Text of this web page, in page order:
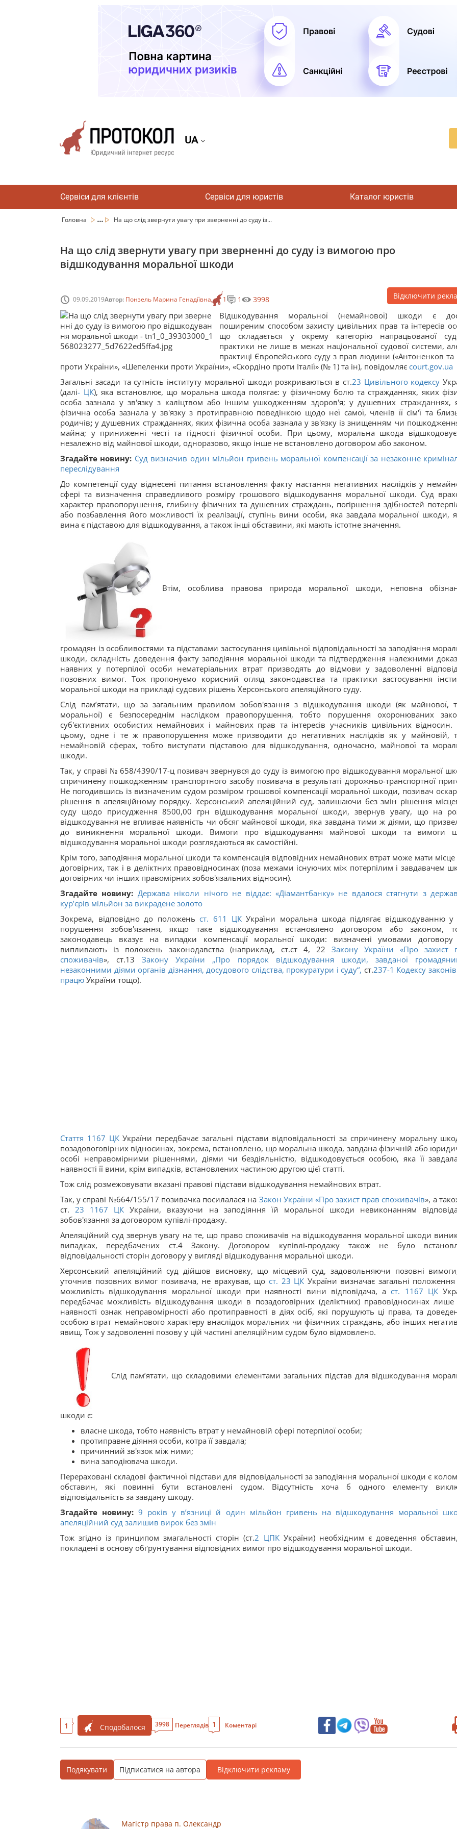
UA
Сервіси для клієнтів Сервіси для юристів Каталог юристів
Головна ... На що слід звернути увагу при зверненні до суду із...
На що слід звернути увагу при зверненні до суду із вимогою про
відшкодування моральної шкоди
09.09.2019Автор: Понзель Марина Генадіївна 1 1 3998 Відключити
Відшкодування моральної (немайнової) шкоди є
поширеним способом захисту цивільних прав та інтересів
що складається у окрему категорію напрацьованої
практики не лише в межах національної судової системи,
практиці Європейського суду з прав людини («Антоненков та
проти України», «Шепеленки проти України», «Скордіно проти Італії» (№ 1) та ін), повідомляє court.gov.ua
Загальні засади та сутність інституту моральної шкоди розкриваються в ст.23 Цивільного кодексу
(далі- ЦК), яка встановлює, що моральна шкода полягає: у фізичному болю та стражданнях, яких
особа зазнала у зв'язку з каліцтвом або іншим ушкодженням здоров'я; у душевних стражданнях,
фізична особа зазнала у зв'язку з протиправною поведінкою щодо неї самої, членів її сім'ї та
родичів;у душевних стражданнях, яких фізична особа зазнала у зв'язку із знищенням чи
майна; у приниженні честі та гідності фізичної особи. При цьому, моральна шкода
незалежно від майнової шкоди, одноразово, якщо інше не встановлено договором або законом.
Згадайте новину: Суд визначив один мільйон гривень моральної компенсації за незаконне
переслідування
До компетенції суду віднесені питання встановлення факту настання негативних наслідків у
сфері та визначення справедливого розміру грошового відшкодування моральної шкоди. Суд
характер правопорушення, глибину фізичних та душевних страждань, погіршення здібностей
або позбавлення його можливості їх реалізації, ступінь вини особи, яка завдала моральної шкоди,
вина є підставою для відшкодування, а також інші обставини, які мають істотне значення.
Втім, особлива правова природа моральної шкоди, неповна
громадян із особливостями та підставами застосування цивільної відповідальності за заподіяння
шкоди, складність доведення факту заподіяння моральної шкоди та підтвердження належними
наявних у потерпілої особи нематеріальних втрат призводять до відмови у задоволенні
позовних вимог. Тож пропонуємо корисний огляд законодавства та практики застосування
моральної шкоди на прикладі судових рішень Херсонського апеляційного суду.
Слід пам’ятати, що за загальним правилом зобов'язання з відшкодування шкоди (як майнової,
моральної) є безпосереднім наслідком правопорушення, тобто порушення охоронюваних
суб'єктивних особистих немайнових і майнових прав та інтересів учасників цивільних
цьому, одне і те ж правопорушення може призводити до негативних наслідків як у майновій,
немайновій сферах, тобто виступати підставою для відшкодування, одночасно, майнової та
шкоди.
Так, у справі № 658/4390/17-ц позивач звернувся до суду із вимогою про відшкодування моральної
спричинену пошкодженням транспортного засобу позивача в результаті дорожньо-транспортної
Не погодившись із визначеним судом розміром грошової компенсації моральної шкоди, позивач
рішення в апеляційному порядку. Херсонський апеляційний суд, залишаючи без змін рішення
суду щодо присудження 8500,00 грн відшкодування моральної шкоди, звернув увагу, що на
відшкодування не впливає наявність чи обсяг майнової шкоди, яка завдана тими ж діями, що
до виникнення моральної шкоди. Вимоги про відшкодування майнової шкоди та вимоги
відшкодування моральної шкоди розглядаються як самостійні.
Крім того, заподіяння моральної шкоди та компенсація відповідних немайнових втрат може мати місце
договірних, так і в деліктних правовідносинах (поза межами існуючих між потерпілим і завдавачем
договірних чи інших правомірних зобов'язальних відносин).
Згадайте новину: Держава ніколи нічого не віддає: «Діамантбанку» не вдалося стягнути з
кур’єрів мільйон за викрадене золото
Зокрема, відповідно до положеньст. 611 ЦКУкраїни моральна шкода підлягає відшкодуванню у
порушення зобов'язання, якщо таке відшкодування встановлено договором або законом,
законодавець вказує на випадки компенсації моральної шкоди: визначені умовами
випливають із положень законодавства (наприклад, ст.ст 4, 22 Закону України «Про захист
споживачів», ст.13Закону України „Про порядок відшкодування шкоди, завданої
незаконними діями органів дізнання, досудового слідства, прокуратури і суду“, ст.237-1 Кодексу
працю України тощо).
Стаття 1167 ЦКУкраїни передбачає загальні підстави відповідальності за спричинену моральну
позадовоговірних відносинах, зокрема, встановлено, що моральна шкода, завдана фізичній або
особі неправомірними рішеннями, діями чи бездіяльністю, відшкодовується особою, яка її
наявності її вини, крім випадків, встановлених частиною другою цієї статті.
Тож слід розмежовувати вказані правові підстави відшкодування немайнових втрат.
Так, у справі №664/155/17 позивачка посилалася на Закон України «Про захист прав споживачів», а
ст. 23 1167 ЦК України, вказуючи на заподіяння їй моральної шкоди невиконанням
зобов'язання за договором купівлі-продажу.
Апеляційний суд звернув увагу на те, що право споживачів на відшкодування моральної шкоди
випадках, передбачених ст.4 Закону. Договором купівлі-продажу також не було
відповідальності сторін договору у вигляді відшкодування моральної шкоди.
Херсонський апеляційний суд дійшов висновку, що місцевий суд, задовольняючи позовні
уточнив позовних вимог позивача, не врахував, що ст. 23 ЦК України визначає загальні
можливість відшкодування моральної шкоди при наявності вини відповідача, аст. 1167 ЦК
передбачає можливість відшкодування шкоди в позадоговірних (деліктних) правовідносинах
наявності ознак неправомірності або протиправності в діях осіб, які порушують ці права, та
особою втрат немайнового характеру внаслідок моральних чи фізичних страждань, або інших
явищ. Тож у задоволенні позову у цій частині апеляційним судом було відмовлено.
Слід пам’ятати, що складовими елементами загальних підстав для відшкодування
шкоди є:
власне шкода, тобто наявність втрат у немайновій сфері потерпілої особи;
протиправне діяння особи, котра її завдала;
причинний зв'язок між ними;
вина заподіювача шкоди.
Перераховані складові фактичної підстави для відповідальності за заподіяння моральної шкоди є
обставин, які повинні бути встановлені судом. Відсутність хоча б одного елементу
відповідальність за завдану шкоду.
Згадайте новину:9 років у в’язниці й один мільйон гривень на відшкодування моральної
апеляційний суд залишив вирок без змін
Тож згідно із принципом змагальності сторін (ст.2 ЦПКУкраїни) необхідним є доведення
покладені в основу обґрунтування відповідних вимог про відшкодування моральної шкоди.
1 Сподобалося 3998 Переглядів 1 Коментарі
Подякувати Підписатися на автора Відключити рекламу
Магістр права п. Олександр